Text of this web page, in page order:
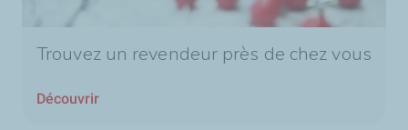
Trouvez un revendeur près de chez vous
Découvrir